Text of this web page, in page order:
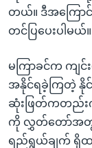
တယ်။ ဒီအကြောင်
တင်ပြပေးပါမယ်။
မကြာခင်က ကျင်
အနိုင်ရခဲ့ကြတဲ့ နို
ဆုံးဖြတ်ကတည်း
ကို လွှတ်တော်အတွ
ရည်ရွယ်ချက် ရှိထ